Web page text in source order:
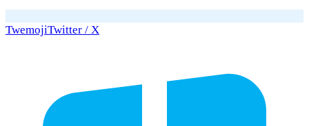
TwemojiTwitter / X